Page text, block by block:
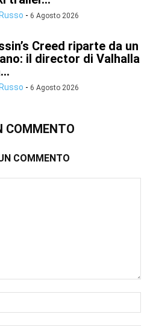
- 6 Agosto 2026
Creed riparte da un
il director di Valhalla
- 6 Agosto 2026
COMMENTO
COMMENTO